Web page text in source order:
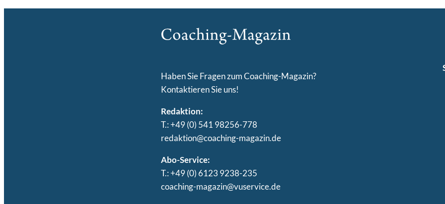
Haben Sie Fragen zum Coaching-Magazin?
Kontaktieren Sie uns!
Redaktion:
T.: +49 (0) 541 98256-778
redaktion@coaching-magazin.de
Abo-Service:
T.: +49 (0) 6123 9238-235
coaching-magazin@vuservice.de